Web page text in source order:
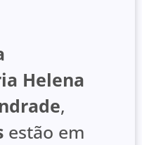
Helena
,
estão em